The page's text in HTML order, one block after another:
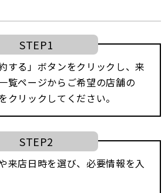
STEP1
する」ボタンをクリックし、来
覧ページからご希望の店舗の
クリックしてください。
STEP2
来店日時を選び、必要情報を入